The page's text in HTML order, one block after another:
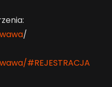
/
#REJESTRACJA